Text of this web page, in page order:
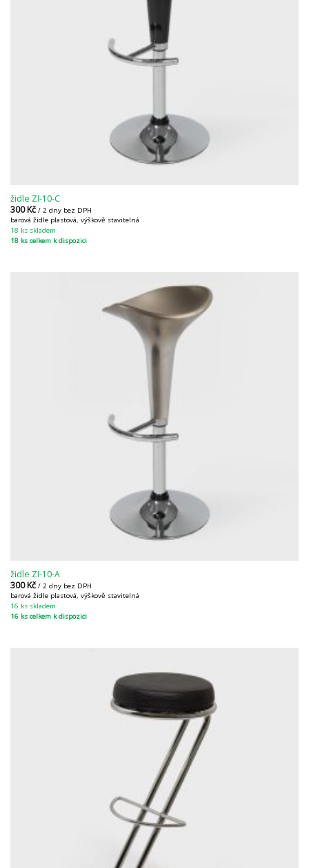
židle ZI-10-C
300Kč / 2 dny bez DPH
barová židle plastová, výškově stavitelná
18 ks skladem
18 ks celkem k dispozici
židle ZI-10-A
300Kč / 2 dny bez DPH
barová židle plastová, výškově stavitelná
16 ks skladem
16 ks celkem k dispozici